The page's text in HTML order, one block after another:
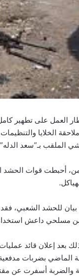
العمل على تطهير
الخلايا
الملقب بـ”سعد
أحبطت قوات
للحشد الشعبي،
مسلحي داعش
الماضي بضربات
والضربة أسفرت عن